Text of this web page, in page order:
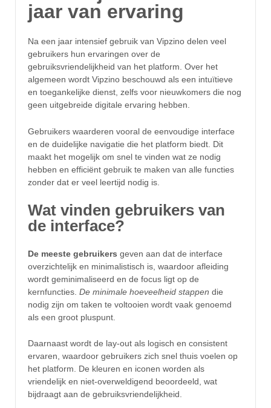
jaar van ervaring
Na een jaar intensief gebruik van Vipzino delen veel
gebruikers hun ervaringen over de
gebruiksvriendelijkheid van het platform. Over het
algemeen wordt Vipzino beschouwd als een intuïtieve
en toegankelijke dienst, zelfs voor nieuwkomers die nog
geen uitgebreide digitale ervaring hebben.
Gebruikers waarderen vooral de eenvoudige interface
en de duidelijke navigatie die het platform biedt. Dit
maakt het mogelijk om snel te vinden wat ze nodig
hebben en efficiënt gebruik te maken van alle functies
zonder dat er veel leertijd nodig is.
Wat vinden gebruikers van
de interface?
De meeste gebruikers geven aan dat de interface
overzichtelijk en minimalistisch is, waardoor afleiding
wordt geminimaliseerd en de focus ligt op de
kernfuncties. De minimale hoeveelheid stappen die
nodig zijn om taken te voltooien wordt vaak genoemd
als een groot pluspunt.
Daarnaast wordt de lay-out als logisch en consistent
ervaren, waardoor gebruikers zich snel thuis voelen op
het platform. De kleuren en iconen worden als
vriendelijk en niet-overweldigend beoordeeld, wat
bijdraagt aan de gebruiksvriendelijkheid.